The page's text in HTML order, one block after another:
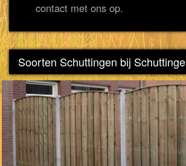
contact met ons op.
Soorten Schuttingen bij